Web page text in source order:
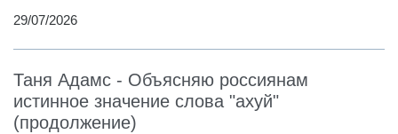
29/07/2026
Таня Адамс - Объясняю россиянам
истинное значение слова "ахуй"
(продолжение)